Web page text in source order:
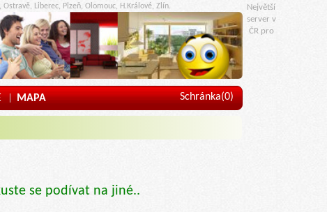
Liberec, Plzeň, Olomouc, H.Králové, Zlín.
| MAPA Schránka(0)
se podívat na jiné..
Největší
server v
ČR pro